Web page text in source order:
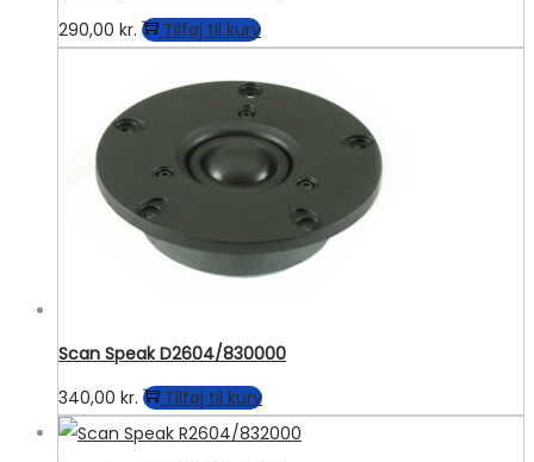
290,00 kr. Tilføj til kurv
Scan Speak D2604/830000
340,00 kr. Tilføj til kurv